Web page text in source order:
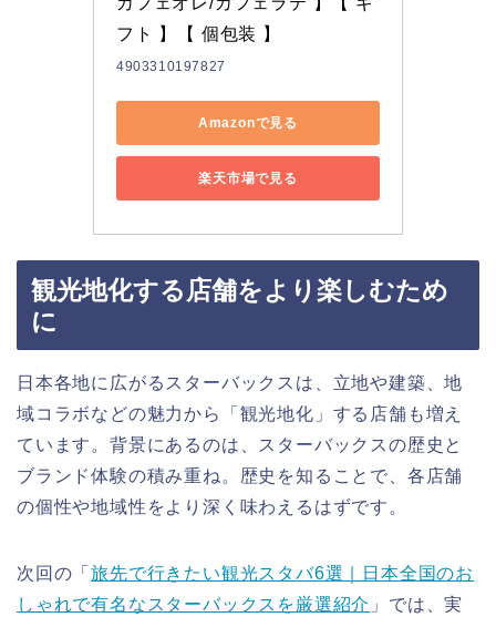
フト 】【 個包装 】
4903310197827
Amazonで見る
楽天市場で見る
観光地化する店舗をより楽しむため
に
日本各地に広がるスターバックスは、立地や建築、地
域コラボなどの魅力から「観光地化」する店舗も増え
ています。背景にあるのは、スターバックスの歴史と
ブランド体験の積み重ね。歴史を知ることで、各店舗
の個性や地域性をより深く味わえるはずです。
次回の「旅先で行きたい観光スタバ6選｜日本全国のお
しゃれで有名なスターバックスを厳選紹介 」では、実